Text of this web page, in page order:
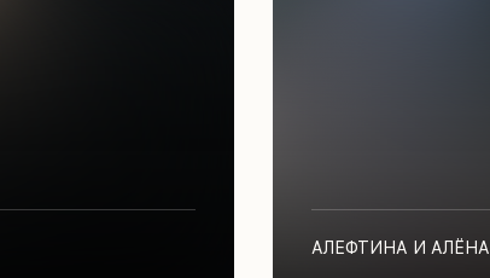
АЛЕФТИНА И АЛЁНА